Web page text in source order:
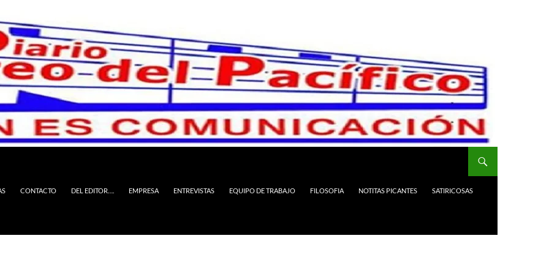
CONTACTO DEL EDITOR…. EMPRESA ENTREVISTAS EQUIPO DE TRABAJO FILOSOFIA NOTITAS PICANTES SATIRICOSAS